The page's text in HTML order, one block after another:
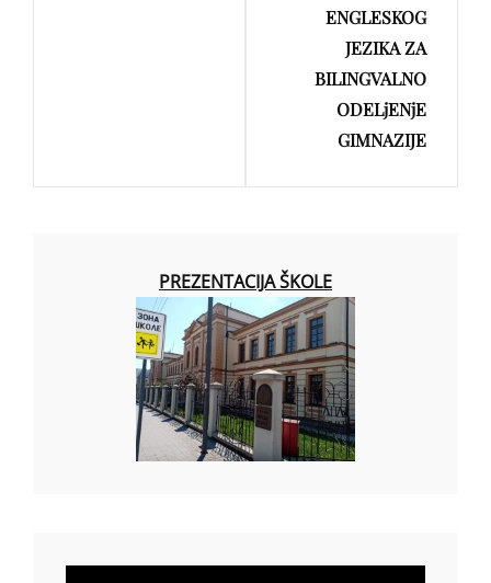
ENGLESKOG
JEZIKA ZA
BILINGVALNO
ODELjENjE
GIMNAZIJE
PREZENTACIJA ŠKOLE